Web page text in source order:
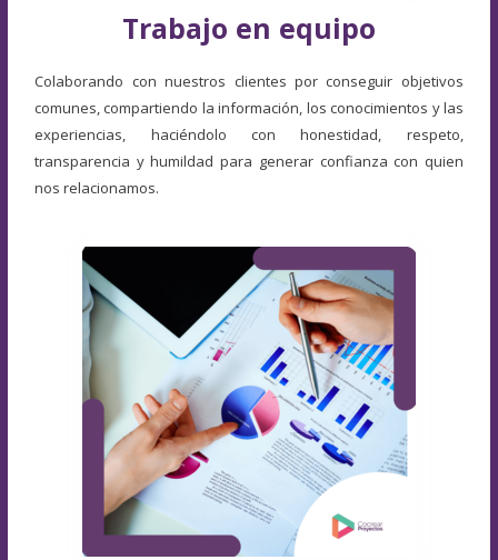
Trabajo en equipo
Colaborando con nuestros clientes por conseguir objetivos
comunes, compartiendo la información, los conocimientos y las
experiencias, haciéndolo con honestidad, respeto,
transparencia y humildad para generar confianza con quien
nos relacionamos.